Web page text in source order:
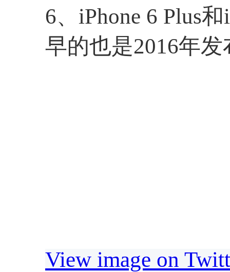
6、iPhone 6 Plus
早的也是2016年发
View image on